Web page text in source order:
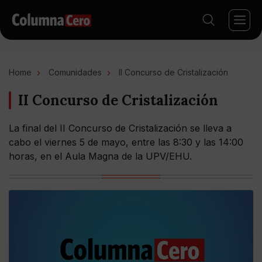
Home Comunidades II Concurso de Cristalización
II Concurso de Cristalización
La final del II Concurso de Cristalización se lleva a
cabo el viernes 5 de mayo, entre las 8:30 y las 14:00
horas, en el Aula Magna de la UPV/EHU.